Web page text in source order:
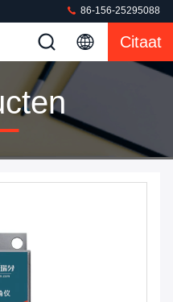
86-156-25295088
Citaat